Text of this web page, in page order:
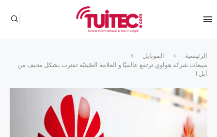
الرئيسية
الموبايل
مبيعات شركة هواوي ترتفع عالميّا و العلامة الصّينيّة تقترب بشكل مخيف من
آبل !